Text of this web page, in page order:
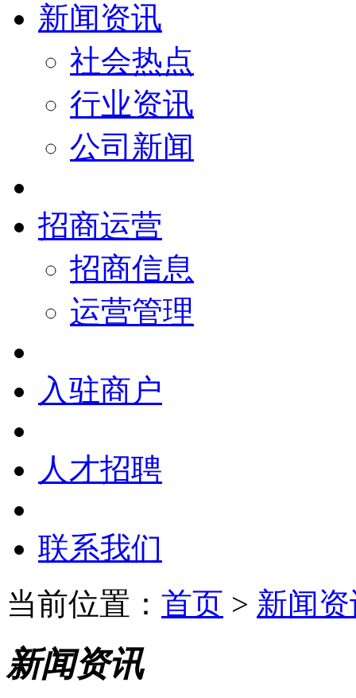
新闻资讯
社会热点
行业资讯
公司新闻
招商运营
招商信息
运营管理
入驻商户
人才招聘
联系我们
当前位置： 首页 > 新闻
新闻资讯